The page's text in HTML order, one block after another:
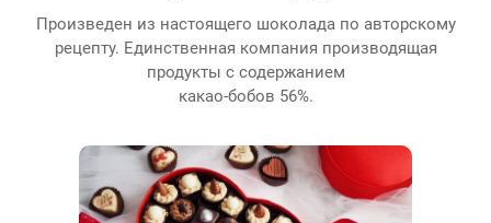
Произведен из настоящего шоколада по авторскому
рецепту. Единственная компания производящая
продукты с содержанием
какао-бобов 56%.